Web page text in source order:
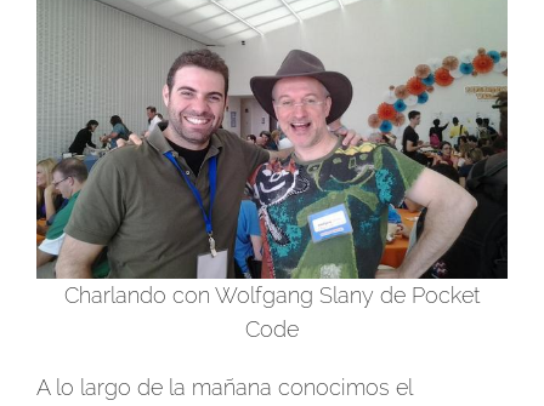
Charlando con Wolfgang Slany de Pocket
Code
A lo largo de la mañana conocimos el